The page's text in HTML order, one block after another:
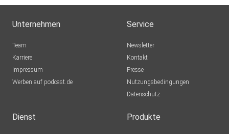
Unternehmen
Team
Karriere
Impressum
Werben auf podcast.de
Service
Newsletter
Kontakt
Presse
Nutzungsbedingungen
Datenschutz
Dienst Produkte